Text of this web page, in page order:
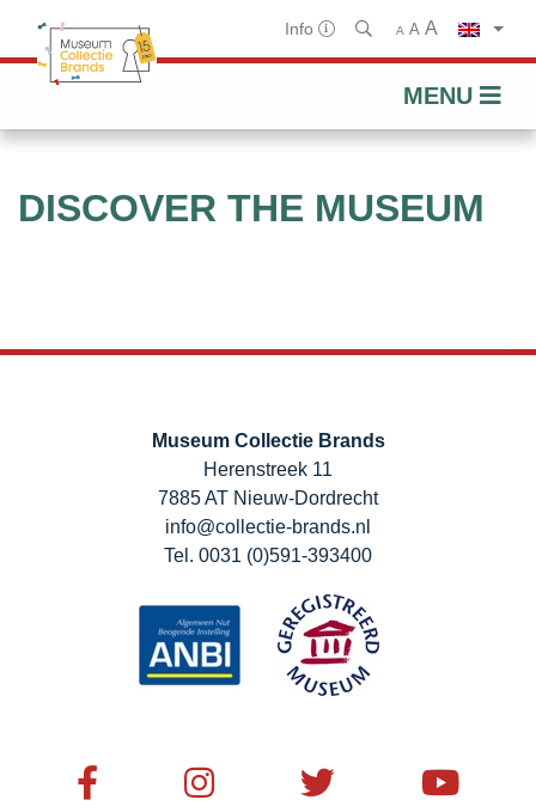
Skip
content
Info A A A
MENU
DISCOVER THE MUSEUM
Museum Collectie Brands
Herenstreek 11
7885 AT Nieuw-Dordrecht
info@collectie-brands.nl
Tel. 0031 (0)591-393400